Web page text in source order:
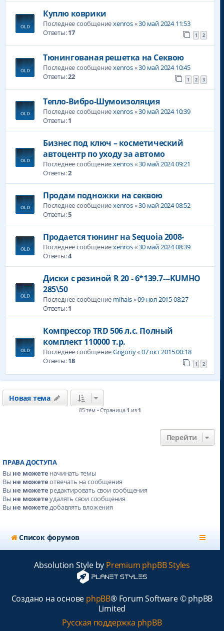
Куплю коврики
Последнее сообщениеxenros«30 май 2024 11:53
Ответы:17 1 2
Тюнингованая решетка на Секвою
Последнее сообщениеxenros«30 май 2024 10:45
Ответы:22 1 2 3
Тепло-Вибро-Шумоизоляция
Последнее сообщениеxenros«30 май 2024 10:39
Ответы:1
Бизнес под ключ – косметический
автоцентр по уходу за автомо
Последнее сообщениеxenros«30 май 2024 09:21
Ответы:2
Продам подножки на секвою
Последнее сообщениеxenros«30 май 2024 08:52
Ответы:5
Продается тюнинг на Sequoia 2008-
Последнее сообщениеxenros«30 май 2024 08:39
Ответы:4
Диски с резиной R 20 - 6*139.7---KUMHO
285\50
Последнее сообщение mihais«09 ноя 2015 08:27
Ответы:1
Компрессор TRD 506 л.с. Полный
комплект 110000 т.р.
Последнее сообщениеGrigoriy«07 окт 2015 00:18
Ответы:18 1 2
Новая тема
85 тем • Страница 1 из 1
Перейти
ПРАВА ДОСТУПА
Вы не можете начинать темы
Вы не можетеотвечать на сообщения
Вы не можете редактировать свои сообщения
Вы не можетеудалять свои сообщения
Вы не можетедобавлять вложения
Список форумов
Absolution Style by Premium phpBB Styles
Создано на основе phpBB® Forum Software © phpBB
Limited
Русская поддержка phpBB